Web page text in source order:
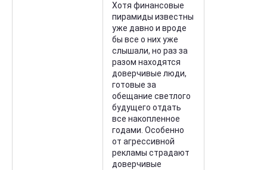
Хотя финансовые
пирамиды известны
уже давно и вроде
бы все о них уже
слышали, но раз за
разом находятся
доверчивые люди,
готовые за
обещание светлого
будущего отдать
все накопленное
годами. Особенно
от агрессивной
рекламы страдают
доверчивые